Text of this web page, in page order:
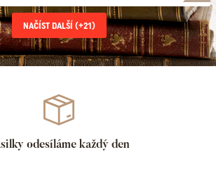
NAČÍST DALŠÍ (+21)
odesíláme každý den